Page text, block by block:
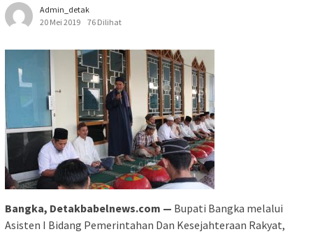
Admin_detak
20 Mei 2019
76 Dilihat
Bangka, Detakbabelnews.com — Bupati Bangka melalui
Asisten I Bidang Pemerintahan Dan Kesejahteraan Rakyat,